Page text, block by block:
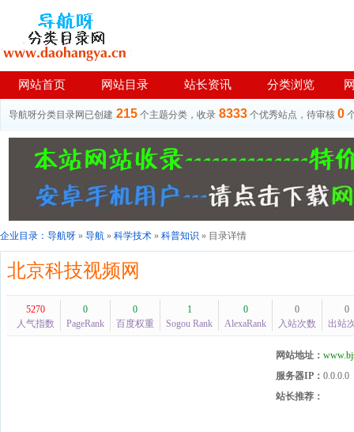
网站首页 网站目录 站长资讯 分类浏览
导航呀分类目录网已创建 215 个主题分类，收录 8333 个优秀站点，待审核 0
企业目录： 导航呀 » 导航 » 科学技术 » 科普知识 » 目录详情
北京科技视频网
5270
人气指数
0
PageRank
0
百度权重
1
Sogou Rank
0
AlexaRank
0
入站次数
0
出站
网站地址：
服务器IP： 0.0.0.0
站长推荐：